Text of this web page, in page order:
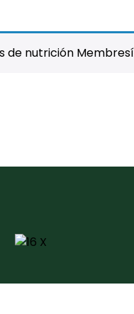
de nutrición